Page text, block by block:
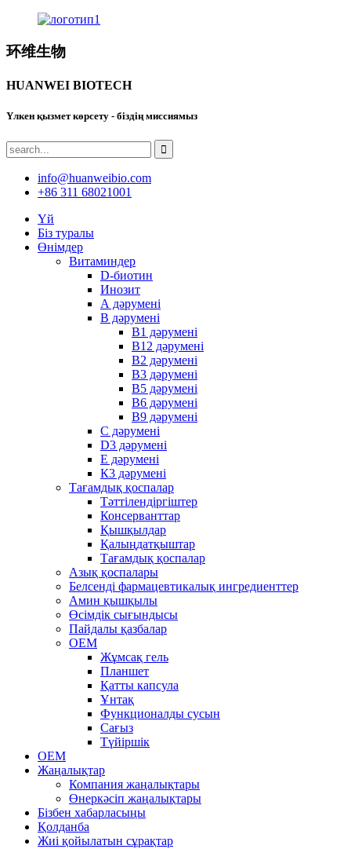
环维生物
HUANWEI BIOTECH
Үлкен қызмет көрсету - біздің миссиямыз
info@huanweibio.com
+86 311 68021001
Үй
Біз туралы
Өнімдер
Витаминдер
D-биотин
Инозит
А дәрумені
В дәрумені
В1 дәрумені
В12 дәрумені
В2 дәрумені
В3 дәрумені
В5 дәрумені
В6 дәрумені
В9 дәрумені
С дәрумені
D3 дәрумені
Е дәрумені
К3 дәрумені
Тағамдық қоспалар
Тәттілендіргіштер
Консерванттар
Қышқылдар
Қалыңдатқыштар
Тағамдық қоспалар
Азық қоспалары
Белсенді фармацевтикалық ингредиенттер
Амин қышқылы
Өсімдік сығындысы
Пайдалы қазбалар
OEM
Жұмсақ гель
Планшет
Қатты капсула
Ұнтақ
Функционалды сусын
Сағыз
Түйіршік
OEM
Жаңалықтар
Компания жаңалықтары
Өнеркәсіп жаңалықтары
Бізбен хабарласыңы
Қолданба
Жиі қойылатын сұрақтар